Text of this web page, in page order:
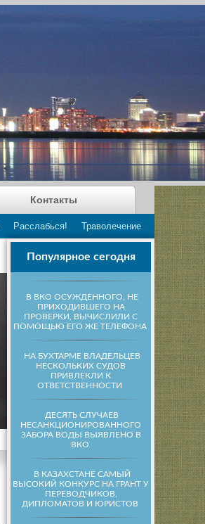
Расслабься! Траволечение
Контакты
Популярное сегодня
В ВКО ОСУЖДЕННОГО, НЕ
ПРИХОДИВШЕГО НА
ПРОВЕРКИ, ВЫЧИСЛИЛИ С
ПОМОЩЬЮ ЕГО ЖЕ ТЕЛЕФОНА
НА БУХТАРМЕ ВЛАДЕЛЬЦЕВ
НЕСКОЛЬКИХ СУДОВ
ПРИВЛЕКЛИ К
ОТВЕТСТВЕННОСТИ
ДЕСЯТЬ СЛУЧАЕВ
НЕСАНКЦИОНИРОВАННОГО
ЗАБОРА ВОДЫ ВЫЯВЛЕНО В
ВКО
В КАЗАХСТАНЕ САМЫЙ
ВЫСОКИЙ КОНКУРС НА ГРАНТ У
ПЕРЕВОДЧИКОВ,
ДИПЛОМАТОВ И ЮРИСТОВ